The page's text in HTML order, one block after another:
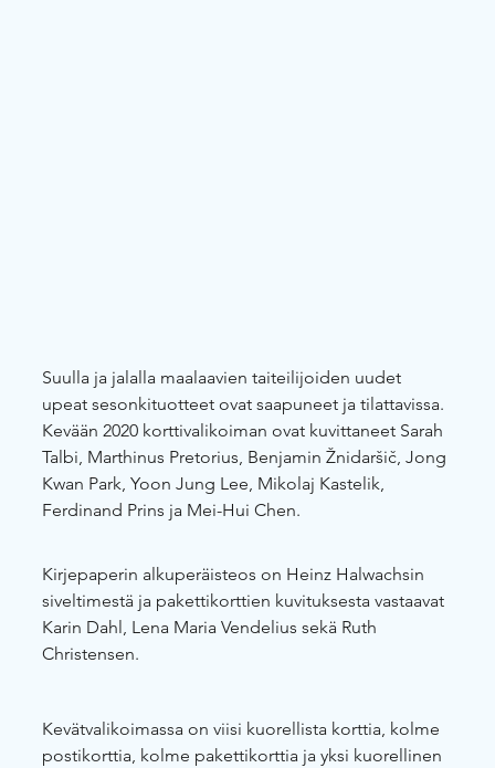
Suulla ja jalalla maalaavien taiteilijoiden uudet
upeat sesonkituotteet ovat saapuneet ja tilattavissa.
Kevään 2020 korttivalikoiman ovat kuvittaneet Sarah
Talbi, Marthinus Pretorius, Benjamin Žnidaršič, Jong
Kwan Park, Yoon Jung Lee, Mikolaj Kastelik,
Ferdinand Prins ja Mei-Hui Chen.
Kirjepaperin alkuperäisteos on Heinz Halwachsin
siveltimestä ja pakettikorttien kuvituksesta vastaavat
Karin Dahl, Lena Maria Vendelius sekä Ruth
Christensen.
Kevätvalikoimassa on viisi kuorellista korttia, kolme
postikorttia, kolme pakettikorttia ja yksi kuorellinen